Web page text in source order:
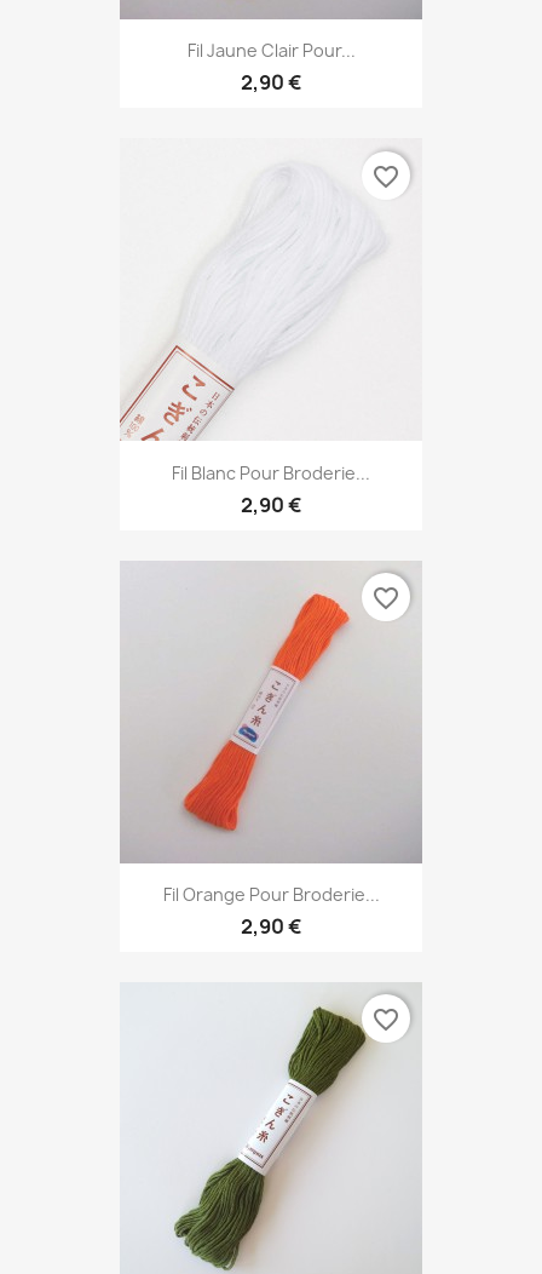
Fil Jaune Clair Pour...
2,90 €
Fil Blanc Pour Broderie...
2,90 €
favorite_border
Fil Orange Pour Broderie...
2,90 €
favorite_border
favorite_border